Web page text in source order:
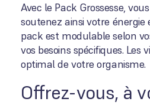
Avec le Pack Grossesse,
soutenez ainsi votre
pack est modulable selon
vos besoins spécifiques.
optimal de votre organisme.
Offrez-vous, à